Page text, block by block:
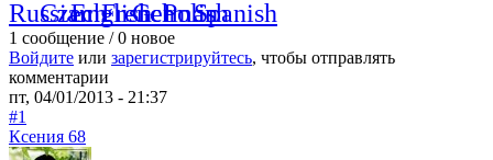
1 сообщение / 0 новое
Войдите или зарегистрируйтесь, чтобы отправлять
комментарии
пт, 04/01/2013 - 21:37
#1
Ксения 68